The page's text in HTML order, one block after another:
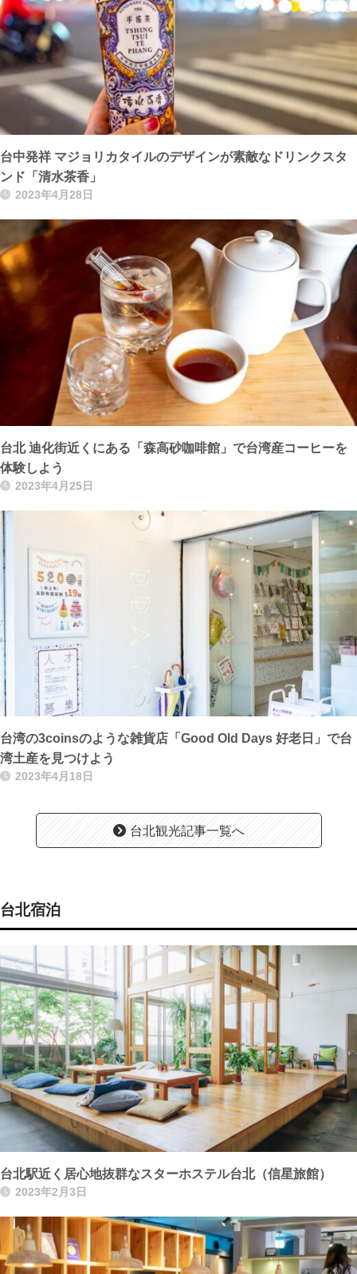
台中発祥 マジョリカタイルのデザインが素敵なドリンクスタ
ンド「清水茶香」
2023年4月28日
台北 迪化街近くにある「森高砂咖啡館」で台湾産コーヒーを
体験しよう
2023年4月25日
台湾の3coinsのような雑貨店「Good Old Days 好老日」で台
湾土産を見つけよう
2023年4月18日
台北観光記事一覧へ
台北宿泊
台北駅近く居心地抜群なスターホステル台北（信星旅館）
2023年2月3日